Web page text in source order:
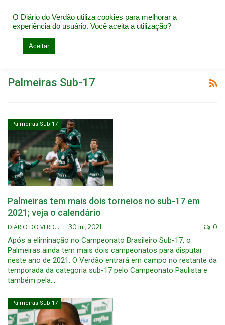
Home Palmeiras Sub-17
Palmeiras Sub-17
Palmeiras Sub-17
Palmeiras tem mais dois torneios no sub-17 em
2021; veja o calendário
DIÁRIO DO VERDÃO 30 jul, 2021 0
Após a eliminação no Campeonato Brasileiro Sub-17, o
Palmeiras ainda tem mais dois campeonatos para disputar
neste ano de 2021. O Verdão entrará em campo no restante da
temporada da categoria sub-17 pelo Campeonato Paulista e
também pela…
Palmeiras Sub-17
O Diário do Verdão utiliza cookies para melhorar a
experiência do usuário. Você aceita a utilização?
Aceitar